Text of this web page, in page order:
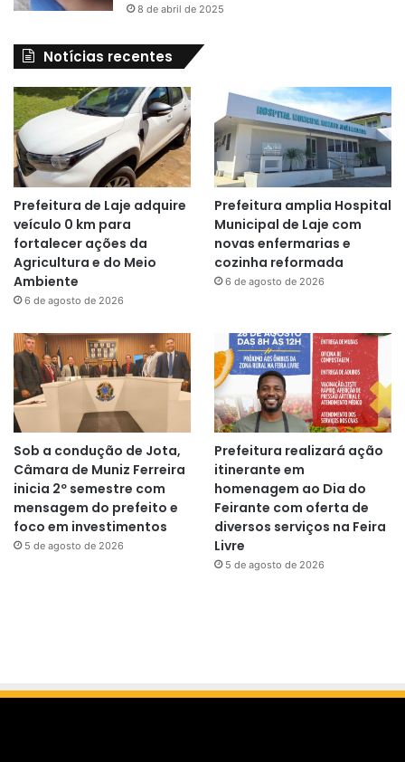
8 de abril de 2025
Notícias recentes
Prefeitura de Laje adquire
veículo 0 km para
fortalecer ações da
Agricultura e do Meio
Ambiente
6 de agosto de 2026
Prefeitura amplia Hospital
Municipal de Laje com
novas enfermarias e
cozinha reformada
6 de agosto de 2026
Sob a condução de Jota,
Câmara de Muniz Ferreira
inicia 2º semestre com
mensagem do prefeito e
foco em investimentos
5 de agosto de 2026
Prefeitura realizará ação
itinerante em
homenagem ao Dia do
Feirante com oferta de
diversos serviços na Feira
Livre
5 de agosto de 2026